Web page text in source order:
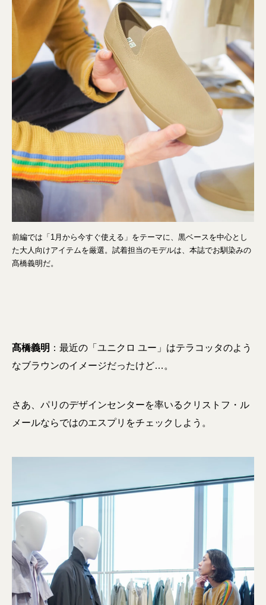
前編では「1月から今すぐ使える」をテーマに、黒ベースを中心とし
た大人向けアイテムを厳選。試着担当のモデルは、本誌でお馴染みの
髙橋義明だ。
髙橋義明 ：最近の「ユニクロ ユー」はテラコッタのよう
なブラウンのイメージだったけど…。
さあ、パリのデザインセンターを率いるクリストフ・ル
メールならではのエスプリをチェックしよう。